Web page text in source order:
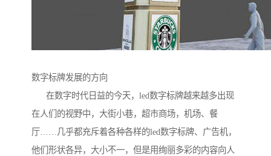
数字标牌发展的方向
在数字时代日益的今天，led数字标牌越来越多出现
在人们的视野中，大街小巷，超市商场，机场、餐
厅……几乎都充斥着各种各样的led数字标牌、广告机，
他们形状各异，大小不一，但是用绚丽多彩的内容向人